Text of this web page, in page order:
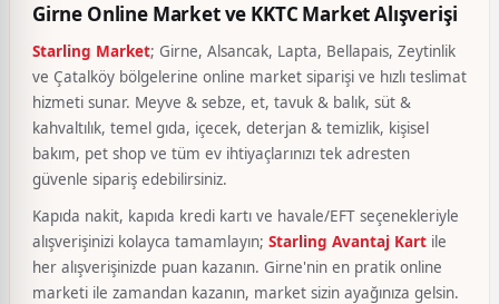
Girne Online Market ve KKTC Market Alışverişi
Starling Market; Girne, Alsancak, Lapta, Bellapais, Zeytinlik
ve Çatalköy bölgelerine online market siparişi ve hızlı teslimat
hizmeti sunar. Meyve & sebze, et, tavuk & balık, süt &
kahvaltılık, temel gıda, içecek, deterjan & temizlik, kişisel
bakım, pet shop ve tüm ev ihtiyaçlarınızı tek adresten
güvenle sipariş edebilirsiniz.
Kapıda nakit, kapıda kredi kartı ve havale/EFT seçenekleriyle
alışverişinizi kolayca tamamlayın; Starling Avantaj Kart ile
her alışverişinizde puan kazanın. Girne'nin en pratik online
marketi ile zamandan kazanın, market sizin ayağınıza gelsin.